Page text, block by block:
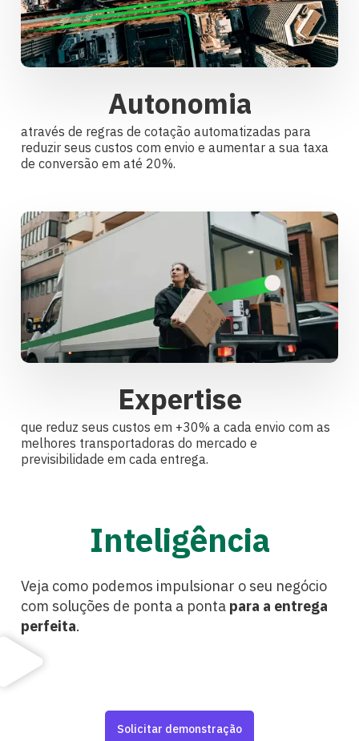
Autonomia
através de regras de cotação automatizadas para
reduzir seus custos com envio e aumentar a sua taxa
de conversão em até 20%.
Expertise
que reduz seus custos em +30% a cada envio com as
melhores transportadoras do mercado e
previsibilidade em cada entrega.
Inteligência
Veja como podemos impulsionar o seu negócio
com soluções de ponta a ponta para a entrega
perfeita.
Solicitar demonstração